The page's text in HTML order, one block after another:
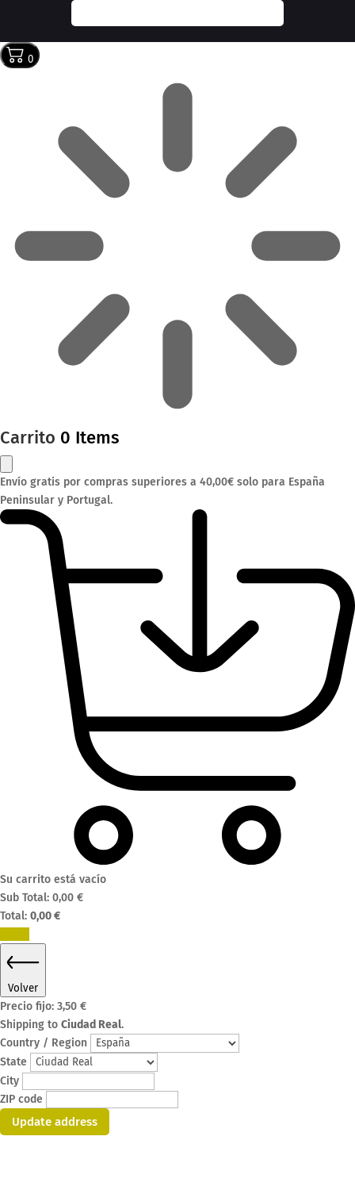
0
Carrito 0 Items
Envío gratis por compras superiores a 40,00€ solo para España
Peninsular y Portugal.
Su carrito está vacío
Sub Total: 0,00 €
Total: 0,00€
Volver
Precio fijo: 3,50 €
Shipping to Ciudad Real.
Country / Region
State
City
ZIP code
Update address